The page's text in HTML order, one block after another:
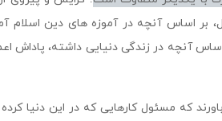
بر اساس آنچه در آموزه های دین اسلام
آنچه در زندگی دنیایی داشته، پاداش
که مسئول کارهایی که در این دنیا